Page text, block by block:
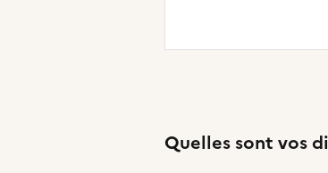
Quelles sont vos